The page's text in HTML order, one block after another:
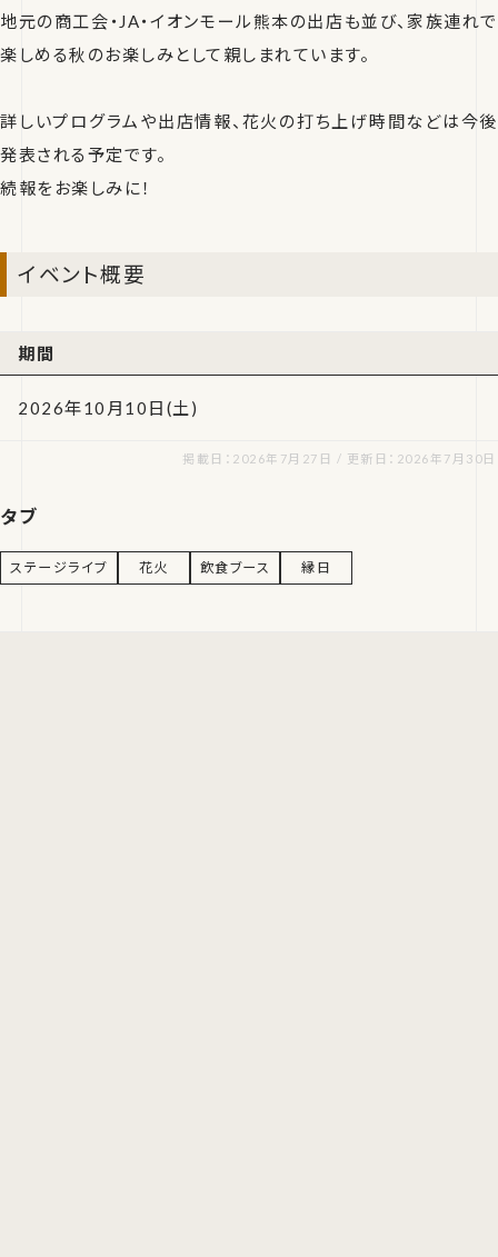
地元の商工会・JA・イオンモール熊本の出店も並び、家族連れで
楽しめる秋のお楽しみとして親しまれています。
詳しいプログラムや出店情報、花火の打ち上げ時間などは今後
発表される予定です。
続報をお楽しみに！
イベント概要
期間
2026年10月10日(土)
掲載日：2026年7月27日 / 更新日：2026年7月30日
タブ
ステージライブ 花火 飲食ブース 縁日